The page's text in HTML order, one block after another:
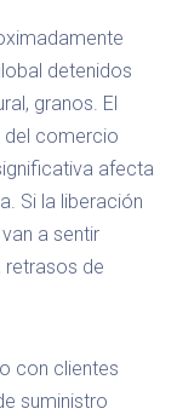
detenidos
granos. El
del comercio
afecta
Si la liberación
a sentir
retrasos de
con clientes
suministro